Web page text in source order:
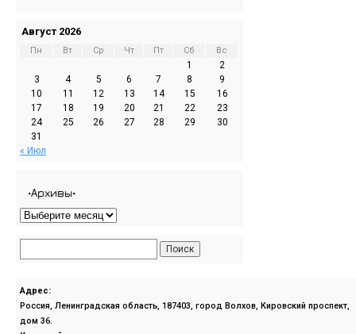
Август 2026
Пн Вт Ср Чт Пт Сб Вс
1
2
3
4 5 6 7 8
9
10
11 12 13 14 15
16
17
18 19 20 21 22
23
24
25 26 27 28 29
30
31
« Июл
•Архивы•
Адрес:
Россия, Ленинградская область, 187403, город Волхов, Кировский проспект,
дом 36.